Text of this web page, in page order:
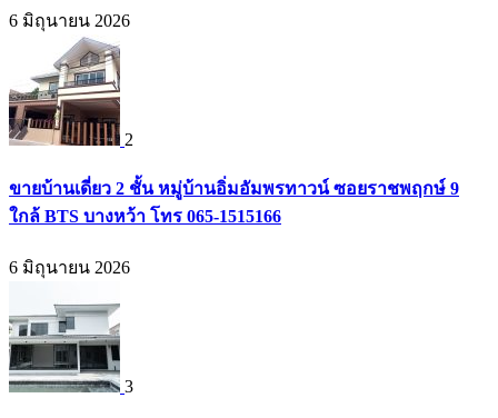
6 มิถุนายน 2026
2
ขายบ้านเดี่ยว 2 ชั้น หมู่บ้านอิ่มอัมพรทาวน์ ซอยราชพฤกษ์ 9
ใกล้ BTS บางหว้า โทร 065-1515166
6 มิถุนายน 2026
3